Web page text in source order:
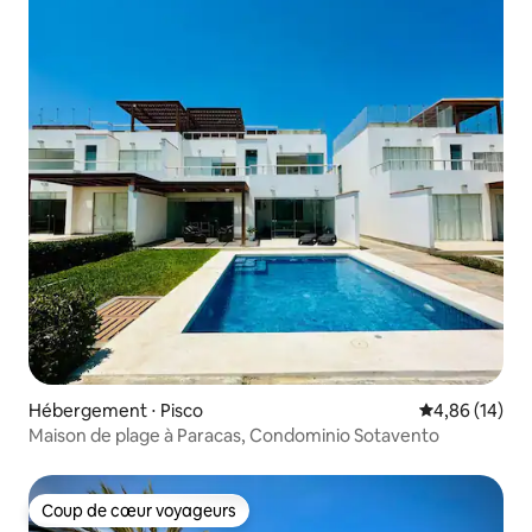
Hébergement ⋅ Pisco Évaluation
4,86 (14)
Maison de plage à Paracas, Condominio Sotavento
Coup de cœur voyageurs
Coup de cœur voyageurs